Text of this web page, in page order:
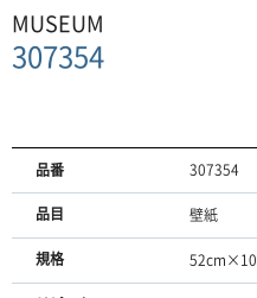
MUSEUM
307354
品番 307354
品目 壁紙
規格